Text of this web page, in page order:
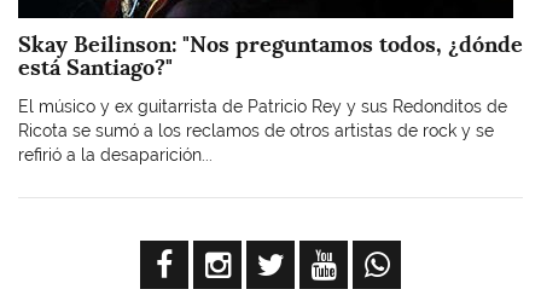
Skay Beilinson: "Nos preguntamos todos, ¿dónde
está Santiago?"
El músico y ex guitarrista de Patricio Rey y sus Redonditos de
Ricota se sumó a los reclamos de otros artistas de rock y se
refirió a la desaparición...